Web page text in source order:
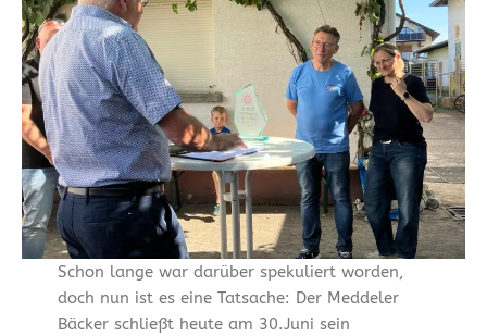
Schon lange war darüber spekuliert worden,
doch nun ist es eine Tatsache: Der Meddeler
Bäcker schließt heute am 30.Juni sein